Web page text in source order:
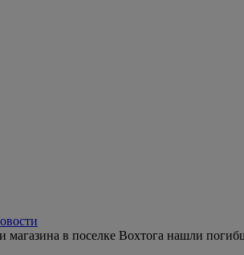
магазина в поселке Вохтога нашли